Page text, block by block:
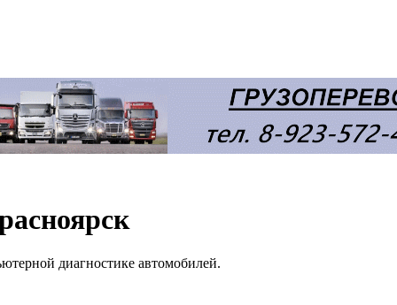
диагностике автомобилей.